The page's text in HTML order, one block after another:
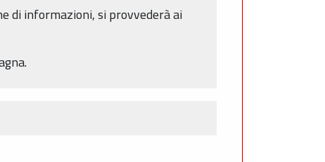
di informazioni, si provvederà ai